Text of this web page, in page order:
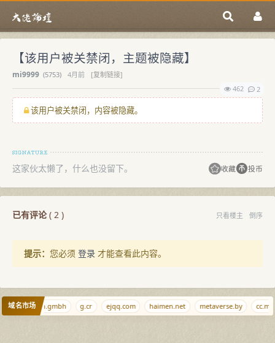
【该用户被关禁闭，主题被隐藏】
mi9999 (5753) 4月前
[复制链接]
462
2
该用户被关禁闭，内容被隐藏。
这家伙太懒了，什么也没留下。 收藏 投币
已有评论( 2 ) 只看楼主 倒序
提示： 您必须 登录 才能查看此内容。
域名市场gmbh.gmbh g.cr ejqq.com haimen.net metaverse.by